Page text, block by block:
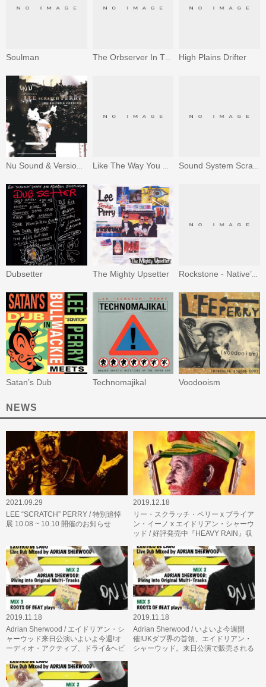
Soulman High Plains Drifter
Dubsetter The Mighty Upsetter
Satan’s Dub Technomajikal Voodooism
NEWS
2021.09.29
LEE “SCRATCH” PERRY / 特別追悼
展 10.08 ~ 10.10 開催のお知らせ
2019.12.18
リー・スクラッチ・ペリー x ブライア
ン・イーノ x エイドリアン・シャーウ
ッド / 好評発売中『HEAVY RAIN』収
2019.11.18
Adrian Sherwood / エイドリアン・シ
ャーウッド来日公演いよいよ今週!オ
ーディオ・アクティブ、ドライ&ヘビ
2019.11.18
Adrian Sherwood / いよいよ今週開
催!UKダブ界の首領、エイドリアン・
シャーウッド。来日公演で販売される